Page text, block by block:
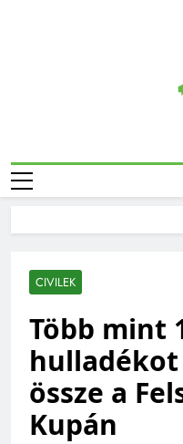
CIVILEK
Több mint
össze a
Kupán